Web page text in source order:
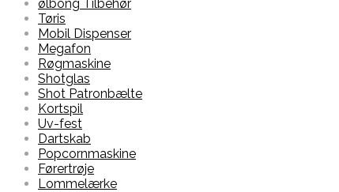
ølbong Tilbehør
Tøris
Mobil Dispenser
Megafon
Røgmaskine
Shotglas
Shot Patronbælte
Kortspil
Uv-fest
Dartskab
Popcornmaskine
Førertrøje
Lommelærke